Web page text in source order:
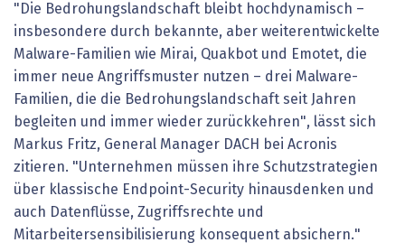
"Die Bedrohungslandschaft bleibt hochdynamisch –
insbesondere durch bekannte, aber weiterentwickelte
Malware-Familien wie Mirai, Quakbot und Emotet, die
immer neue Angriffsmuster nutzen – drei Malware-
Familien, die die Bedrohungslandschaft seit Jahren
begleiten und immer wieder zurückkehren", lässt sich
Markus Fritz, General Manager DACH bei Acronis
zitieren. "Unternehmen müssen ihre Schutzstrategien
über klassische Endpoint-Security hinausdenken und
auch Datenflüsse, Zugriffsrechte und
Mitarbeitersensibilisierung konsequent absichern."